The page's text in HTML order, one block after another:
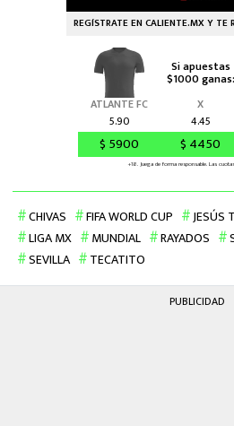
CHIVAS FIFA WORLD CUP JESÚS
LIGA MX
MUNDIAL RAYADOS
SEVILLA
TECATITO
PUBLICIDAD